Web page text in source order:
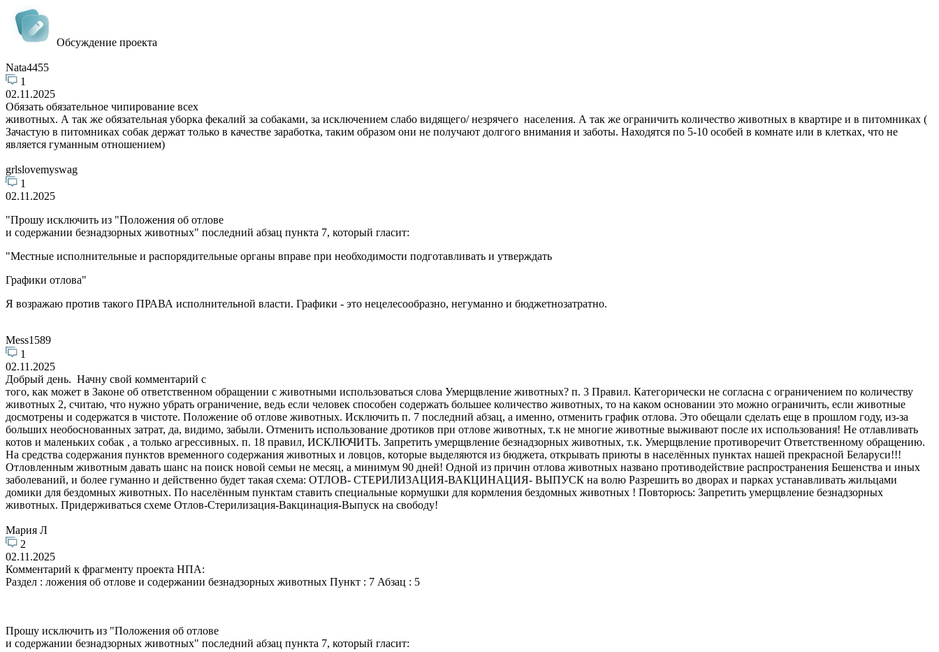
Обсуждение проекта
Nata4455
1
02.11.2025
Обязать обязательное чипирование всех
животных. А так же обязательная уборка фекалий за собаками, за исключением слабо видящего/ незрячего населения. А так же ограничить количество животных в квартире и в питомниках (
Зачастую в питомниках собак держат только в качестве заработка, таким образом они не получают долгого внимания и заботы. Находятся по 5-10 особей в комнате или в клетках, что не
является гуманным отношением)
grlslovemyswag
1
02.11.2025
"Прошу исключить из "Положения об отлове
и содержании безнадзорных животных" последний абзац пункта 7, который гласит:
"Местные исполнительные и распорядительные органы вправе при необходимости подготавливать и утверждать
Графики отлова"
Я возражаю против такого ПРАВА исполнительной власти. Графики - это нецелесообразно, негуманно и бюджетнозатратно.
Mess1589
1
02.11.2025
Добрый день. Начну свой комментарий с
того, как может в Законе об ответственном обращении с животными использоваться слова Умерщвление животных? п. 3 Правил. Категорически не согласна с ограничением по количеству
животных 2, считаю, что нужно убрать ограничение, ведь если человек способен содержать большее количество животных, то на каком основании это можно ограничить, если животные
досмотрены и содержатся в чистоте. Положение об отлове животных. Исключить п. 7 последний абзац, а именно, отменить график отлова. Это обещали сделать еще в прошлом году, из-за
больших необоснованных затрат, да, видимо, забыли. Отменить использование дротиков при отлове животных, т.к не многие животные выживают после их использования! Не отлавливать
котов и маленьких собак , а только агрессивных. п. 18 правил, ИСКЛЮЧИТЬ. Запретить умерщвление безнадзорных животных, т.к. Умерщвление противоречит Ответственному обращению.
На средства содержания пунктов временного содержания животных и ловцов, которые выделяются из бюджета, открывать приюты в населённых пунктах нашей прекрасной Беларуси!!!
Отловленным животным давать шанс на поиск новой семьи не месяц, а минимум 90 дней! Одной из причин отлова животных названо противодействие распространения Бешенства и иных
заболеваний, и более гуманно и действенно будет такая схема: ОТЛОВ- СТЕРИЛИЗАЦИЯ-ВАКЦИНАЦИЯ- ВЫПУСК на волю Разрешить во дворах и парках устанавливать жильцами
домики для бездомных животных. По населённым пунктам ставить специальные кормушки для кормления бездомных животных ! Повторюсь: Запретить умерщвление безнадзорных
животных. Придерживаться схеме Отлов-Стерилизация-Вакцинация-Выпуск на свободу!
Мария Л
2
02.11.2025
Комментарий к фрагменту проекта НПА:
Раздел : ложения об отлове и содержании безнадзорных животных Пункт : 7 Абзац : 5
Прошу исключить из "Положения об отлове
и содержании безнадзорных животных" последний абзац пункта 7, который гласит: